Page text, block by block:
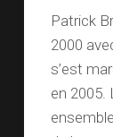
Patrick
2000
s’est
en 2005.